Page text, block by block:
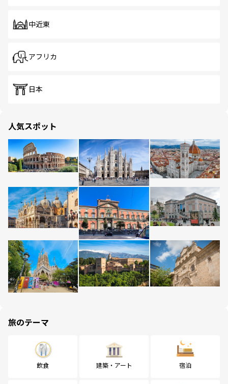
中近東
アフリカ
日本
人気スポット
旅のテーマ
飲食 建築・アート 宿泊